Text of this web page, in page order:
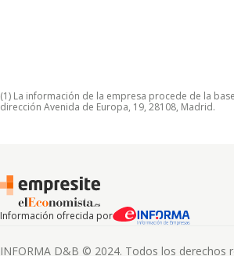
(1) La información de la empresa procede de la
dirección Avenida de Europa, 19, 28108, Madrid.
Información ofrecida por
INFORMA D&B © 2024. Todos los derechos